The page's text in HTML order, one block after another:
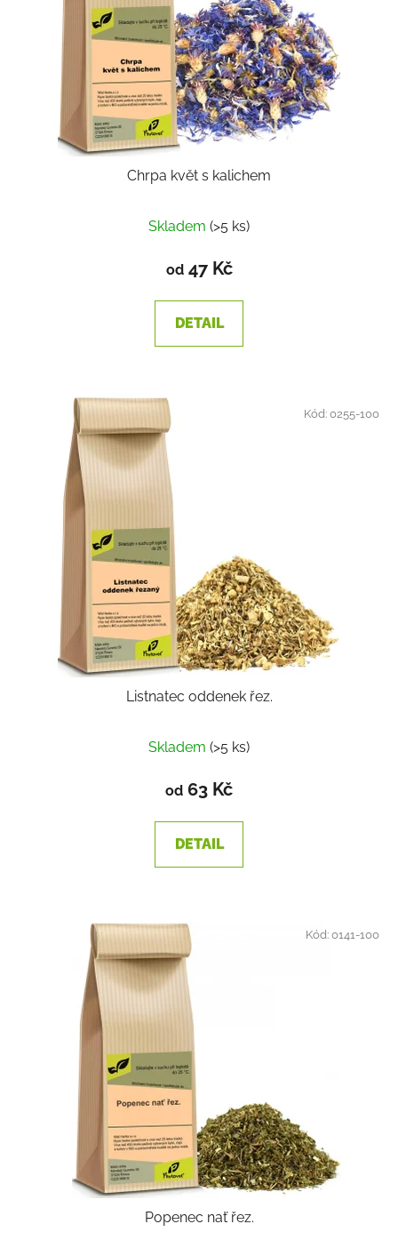
Chrpa květ s kalichem
Skladem (>5 ks)
od47 Kč
DETAIL
Listnatec oddenek řez.
Skladem (>5 ks)
od 63 Kč
DETAIL
Kód:0255-100
Popenec nať řez.
Kód:0141-100